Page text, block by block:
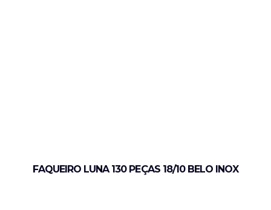
FAQUEIRO LUNA 130 PEÇAS 18/10 BELO INOX